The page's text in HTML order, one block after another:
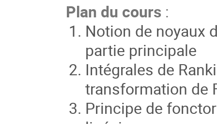
Plan du cours :
Notion de noyaux
partie principale
Intégrales de
transformation de
Principe de